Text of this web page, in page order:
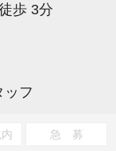
歩 3分
ッフ
急 募